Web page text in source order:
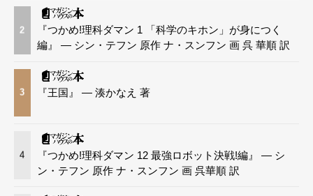
2
『つかめ!理科ダマン 1 「科学のキホン」が身につく
編』 — シン・テフン 原作 ナ・スンフン 画 呉 華順 訳
3 『王国』 — 湊かなえ 著
4
『つかめ!理科ダマン 12 最強ロボット決戦!編』 — シ
ン・テフン 原作 ナ・スンフン 画 呉華順 訳